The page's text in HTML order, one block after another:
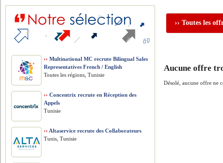
›› Toutes les
Aucune offre
Désolé, aucune offre ne
›› Multinational MC recrute Bilingual Sales
Representatives French / English
Toutes les régions, Tunisie
›› Concentrix recrute en Réception des
Appels
Tunisie
›› Altaservice recrute des Collaborateurs
Tunis, Tunisie